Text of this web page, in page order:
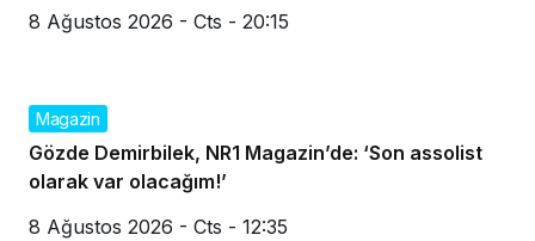
8 Ağustos 2026 - Cts - 20:15
Magazin
Gözde Demirbilek, NR1 Magazin’de: ‘Son assolist
olarak var olacağım!’
8 Ağustos 2026 - Cts - 12:35